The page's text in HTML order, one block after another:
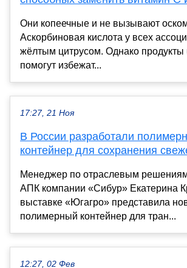
Они копеечные и не вызывают
Аскорбиновая кислота у всех
жёлтым цитрусом. Однако продукты
помогут избежат...
17:27, 21 Ноя
В России разработали
контейнер для сохранения
Менеджер по отраслевым
АПК компании «Сибур» Екатерина
выставке «Югагро» представила
полимерный контейнер для тран...
12:27, 02 Фев